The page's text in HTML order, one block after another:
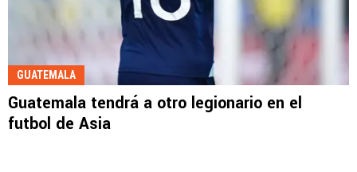
GUATEMALA
Guatemala tendrá a otro legionario en el
futbol de Asia